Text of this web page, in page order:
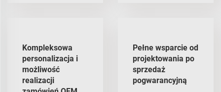
Kompleksowa
personalizacja i
możliwość
realizacji
Pełne wsparcie od
projektowania po
sprzedaż
pogwarancyjną